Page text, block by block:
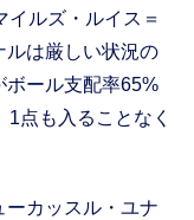
ルズ・ルイス＝
ルは厳しい状況の
ボール支配率65%
点も入ることなく
カッスル・ユナ